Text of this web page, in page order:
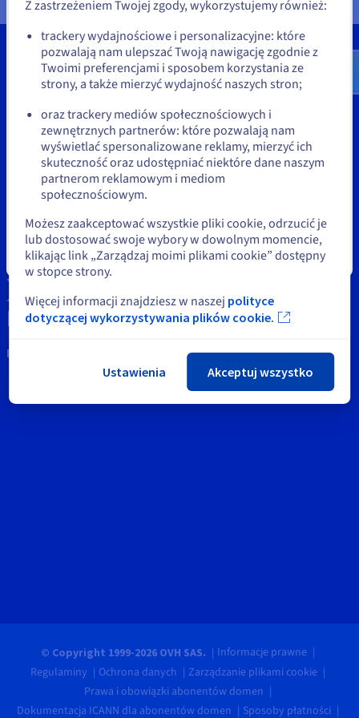
Cennik
Dostępność według regionów
Dokumentacja
Roadmap & Changelog
Roadmap & Changelog
Własność Intelektualna
Pomoc
Skontaktuj się z nami
News
Sieci społecznościowe
Pozostańmy w kontakcie
© Copyright 1999-2026 OVH SAS.
Informacje prawne
Regulaminy
Ochrona danych
Zarządzanie plikami cookie
Prawa i obowiązki abonentów domen
Dokumentacja ICANN dla abonentów domen
Sposoby płatności
Go to Stany Zjednoczone website
us.ovhcloud.com/
Angielski USD - $
lub
Pozostań na bieżącej stronie
Wybierz inną stronę
Zamknij
Z zastrzeżeniem Twojej zgody, wykorzystujemy również:
trackery wydajnościowe i personalizacyjne: które
pozwalają nam ulepszać Twoją nawigację zgodnie z
Twoimi preferencjami i sposobem korzystania ze
strony, a także mierzyć wydajność naszych stron;
oraz trackery mediów społecznościowych i
zewnętrznych partnerów: które pozwalają nam
wyświetlać spersonalizowane reklamy, mierzyć ich
skuteczność oraz udostępniać niektóre dane naszym
partnerom reklamowym i mediom
społecznościowym.
Możesz zaakceptować wszystkie pliki cookie, odrzucić je
lub dostosować swoje wybory w dowolnym momencie,
klikając link „Zarządzaj moimi plikami cookie” dostępny
w stopce strony.
Więcej informacji znajdziesz w naszej polityce
dotyczącej wykorzystywania plików cookie.
Ustawienia Akceptuj wszystko